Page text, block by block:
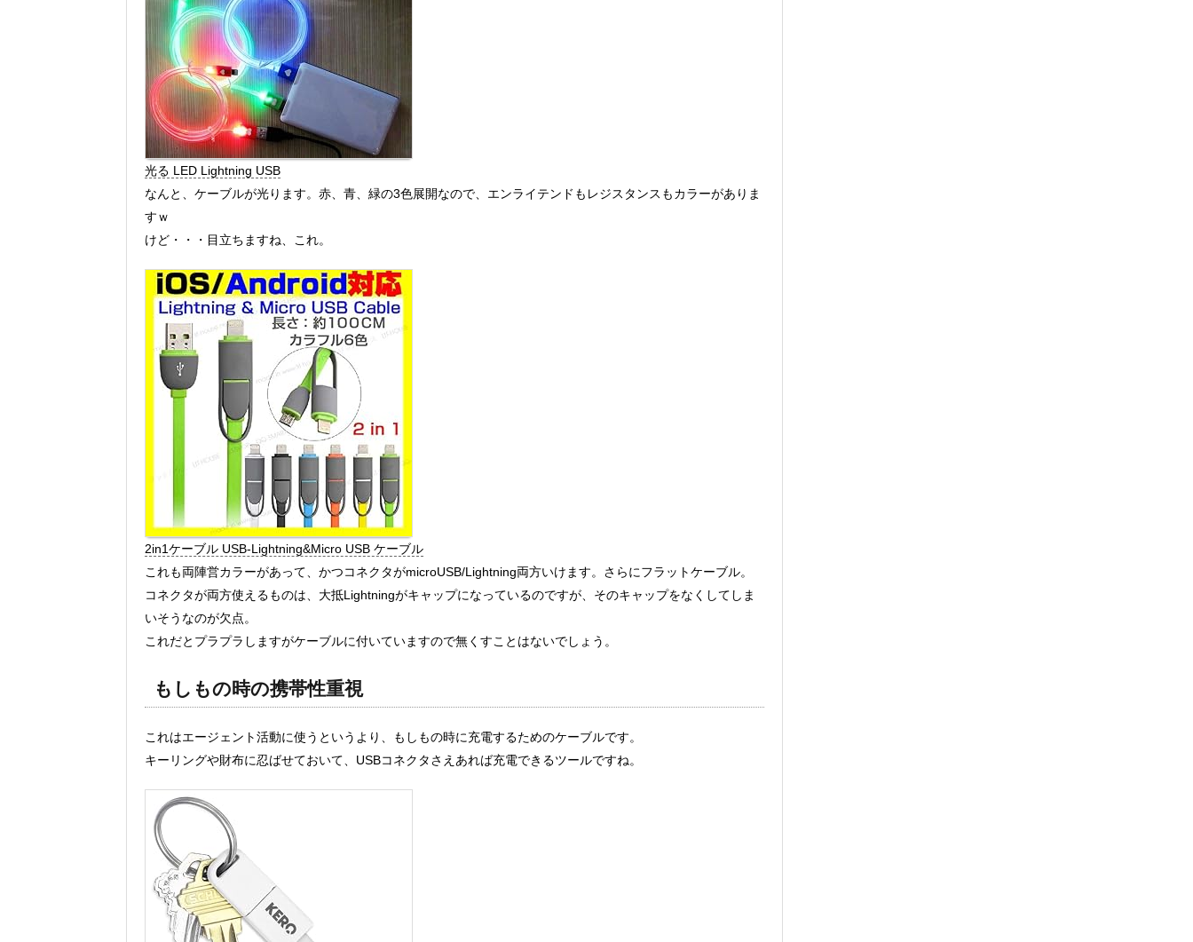
光る LED Lightning USB
なんと、ケーブルが光ります。赤、青、緑の3色展開なので、エンライテンドもレジスタンスもカラーがありま
すｗ
けど・・・目立ちますね、これ。
2in1ケーブル USB-Lightning&Micro USB ケーブル
これも両陣営カラーがあって、かつコネクタがmicroUSB/Lightning両方いけます。さらにフラットケーブル。
コネクタが両方使えるものは、大抵Lightningがキャップになっているのですが、そのキャップをなくしてしま
いそうなのが欠点。
これだとプラプラしますがケーブルに付いていますので無くすことはないでしょう。
もしもの時の携帯性重視
これはエージェント活動に使うというより、もしもの時に充電するためのケーブルです。
キーリングや財布に忍ばせておいて、USBコネクタさえあれば充電できるツールですね。